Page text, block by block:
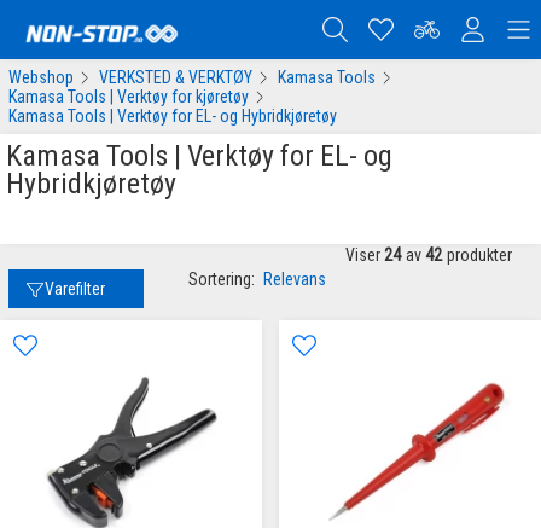
Webshop VERKSTED & VERKTØY
Kamasa Tools
Kamasa Tools | Verktøy for kjøretøy
Kamasa Tools | Verktøy for EL- og Hybridkjøretøy
Kamasa Tools | Verktøy for EL- og
Hybridkjøretøy
Varefilter Sortering: Relevans
Viser 24 av 42 produkter